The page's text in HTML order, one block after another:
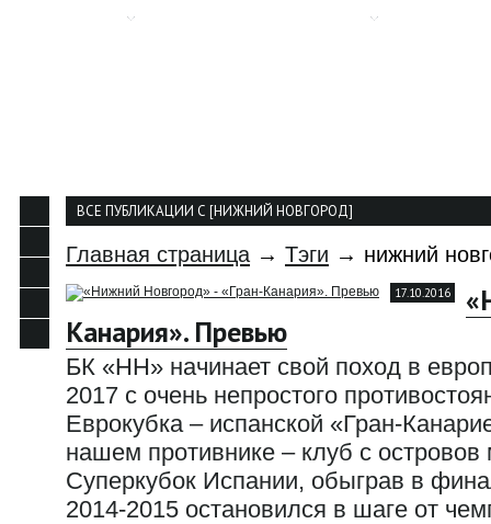
ВСЕ ПУБЛИКАЦИИ С [НИЖНИЙ НОВГОРОД]
Главная страница → Тэги → нижний
17.10.2016
Канария». Превью
БК «НН» начинает свой поход в
2017 с очень непростого
Еврокубка – испанской «Гран-
нашем противнике – клуб с
Суперкубок Испании, обыграв в
2014-2015 остановился в шаге от